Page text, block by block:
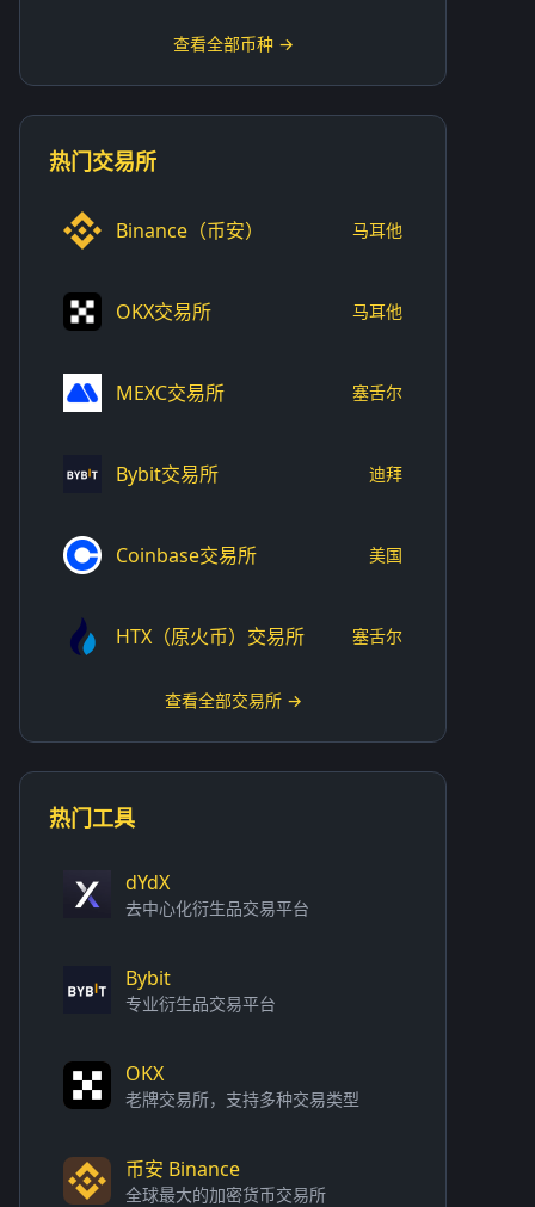
查看全部币种 →
热门交易所
Binance（币安） 马耳他
OKX交易所 马耳他
MEXC交易所 塞舌尔
Bybit交易所 迪拜
Coinbase交易所 美国
HTX（原火币）交易所 塞舌尔
查看全部交易所 →
热门工具
dYdX
去中心化衍生品交易平台
Bybit
专业衍生品交易平台
OKX
老牌交易所，支持多种交易类型
币安 Binance
全球最大的加密货币交易所